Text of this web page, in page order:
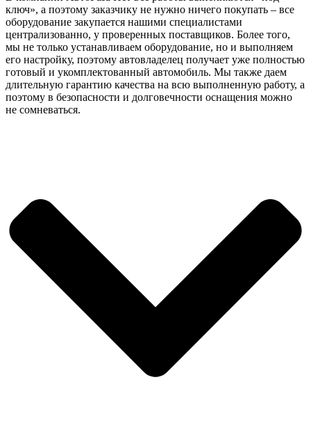
ключ», а поэтому заказчику не нужно ничего покупать – все
оборудование закупается нашими специалистами
централизованно, у проверенных поставщиков. Более того,
мы не только устанавливаем оборудование, но и выполняем
его настройку, поэтому автовладелец получает уже полностью
готовый и укомплектованный автомобиль. Мы также даем
длительную гарантию качества на всю выполненную работу, а
поэтому в безопасности и долговечности оснащения можно
не сомневаться.